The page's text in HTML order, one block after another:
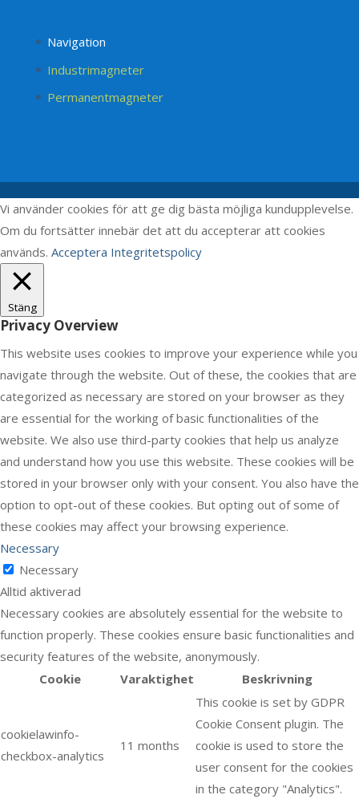
Navigation
Industrimagneter
Permanentmagneter
Vi använder cookies för att ge dig bästa möjliga kundupplevelse.
Om du fortsätter innebär det att du accepterar att cookies
används. Acceptera Integritetspolicy
Stäng
Privacy Overview
This website uses cookies to improve your experience while you
navigate through the website. Out of these, the cookies that are
categorized as necessary are stored on your browser as they
are essential for the working of basic functionalities of the
website. We also use third-party cookies that help us analyze
and understand how you use this website. These cookies will be
stored in your browser only with your consent. You also have the
option to opt-out of these cookies. But opting out of some of
these cookies may affect your browsing experience.
Necessary
Necessary
Alltid aktiverad
Necessary cookies are absolutely essential for the website to
function properly. These cookies ensure basic functionalities and
security features of the website, anonymously.
Cookie
Varaktighet Beskrivning
cookielawinfo-
checkbox-analytics
11 months
This cookie is set by GDPR
Cookie Consent plugin. The
cookie is used to store the
user consent for the cookies
in the category "Analytics".